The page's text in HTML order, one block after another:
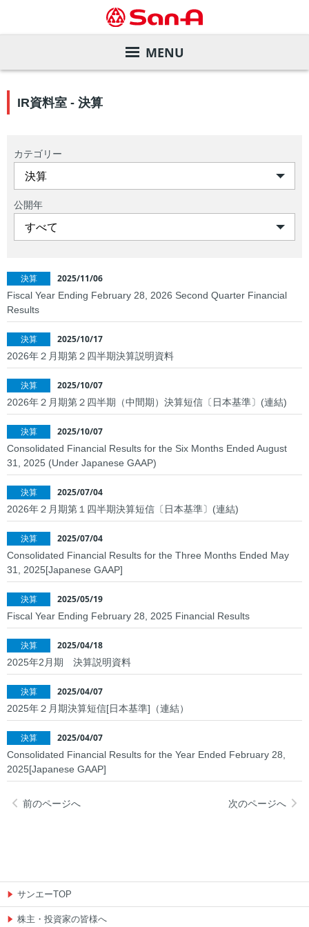
MENU
サンエー商品券
各種お支払い方法
サンエーアプリ
店内設備
えこすぽっと (古紙回収)
栄養相談会
トレーサビリティ
キャンペーン情報
SNS・テレビCM
お問い合わせ
店舗一覧
直営飲食店
家電と暮らしのエディオン
サンエーコスメ
アカチャンホンポ
無印良品
リトルマーメイド
ネットスーパー
オンラインショップ
デジタルカタログ
旧盆ご予約メニュー
夏のお中元ギフト
会社案内
ごあいさつ
沿革
出店戦略
環境への取り組み
店頭募金ほかのご報告
店舗物件募集
折田財団
こども110番の家
株主・投資家の皆様へ
株価情報
IR資料室
株主優待制度
株式情報
IRカレンダー
電子公告
よくあるご質問
リクルート
採用情報（学卒の方）
採用情報（高卒の方）
採用情報（中途採用）
採用実績ほか
お知らせ
サンエーの理念
求める人財
サンエーのあゆみ
人財力の向上
若手社員に聞いてみました
社員の声
IR資料室 - 決算
カテゴリー
公開年
決算 2025/11/06
Fiscal Year Ending ​February 28, 2026​ Second Quarter Financial
Results
決算 2025/10/17
2026年２月期第２四半期決算説明資料
決算 2025/10/07
2026年２月期第２四半期（中間期）決算短信〔日本基準〕(連結)
決算 2025/10/07
Consolidated Financial Results for the Six Months Ended August
31, 2025 (Under Japanese GAAP)
決算 2025/07/04
2026年２月期第１四半期決算短信〔日本基準〕(連結)
決算 2025/07/04
Consolidated Financial Results for the Three Months Ended May
31, 2025[Japanese GAAP]
決算 2025/05/19
Fiscal Year Ending February 28, 2025 Financial Results
決算 2025/04/18
2025年2月期 決算説明資料
決算 2025/04/07
2025年２月期決算短信[日本基準]（連結）
決算 2025/04/07
Consolidated Financial Results for the Year Ended February 28,
2025[Japanese GAAP]
前のページへ 次のページへ
サンエーTOP
株主・投資家の皆様へ